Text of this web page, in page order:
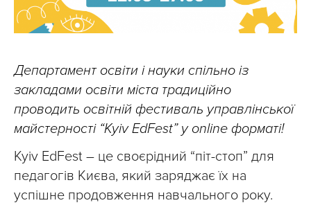
Департамент освіти і науки спільно із
закладами освіти міста традиційно
проводить освітній фестиваль управлінської
майстерності “Kyiv EdFest” у online форматі!
Kyiv EdFest – це своєрідний “піт-стоп” для
педагогів Києва, який заряджає їх на
успішне продовження навчального року.